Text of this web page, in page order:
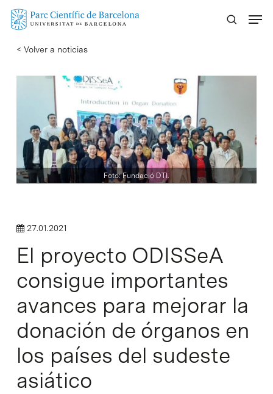
Skip
content
< Volver a noticias
Foto: Fundació DTI.
27.01.2021
El proyecto ODISSeA
consigue importantes
avances para mejorar la
donación de órganos en
los países del sudeste
asiático